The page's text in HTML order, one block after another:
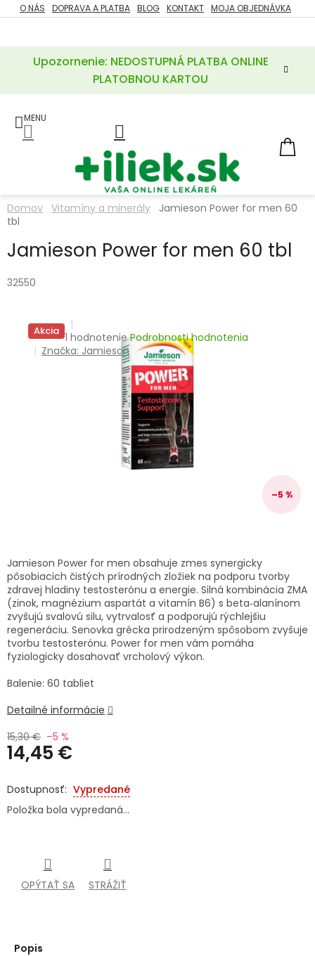
Prejsť
na
Upozornenie: NEDOSTUPNÁ PLATBA ONLINE
PLATOBNOU KARTOU
O NÁS DOPRAVA A PLATBA BLOG KONTAKT MOJA OBJEDNÁVKA
ZĽAVY
POTREBY
A
LIEKY
VITAMÍNY
MINERÁLY
KOZMETIKA
TRÁVENIE
EROTIKA
PRÍRODNÉ
LIEKY
VETERINA
SENIORI
ZNAČKY
Prihlásenie
Domov Vitamíny a minerály
Jamieson Power for men 60
tbl
Jamieson Power for men 60 tbl
32550
Akcia Priemerné
hodnotenie
1 hodnotenie Podrobnosti hodnotenia
Značka: Jamieson
–5 %
15,30 € –5 %
14,45 €
cena:
Vypredané
Položka bola vypredaná…
Jamieson Power for men obsahuje zmes synergicky
pôsobiacich čistých prírodných zložiek na podporu tvorby
zdravej hladiny testosterónu a energie. Silná kombinácia ZMA
(zinok, magnézium aspartát a vitamín B6) s beta‑alanínom
zvyšujú svalovú silu, vytrvalosť a podporujú rýchlejšiu
regeneráciu. Senovka grécka prirodzeným spôsobom zvyšuje
tvorbu testosterónu. Power for men vám pomáha
fyziologicky dosahovať vrcholový výkon.
Balenie: 60 tabliet
Detailné informácie
OPÝTAŤ SA STRÁŽIŤ
Popis